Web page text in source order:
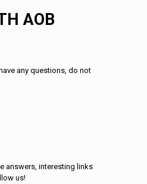
AOB
any questions, do not
answers, interesting links
us!